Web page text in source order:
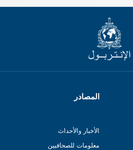
المصادر
الأخبار والأحداث
معلومات للصحافيين